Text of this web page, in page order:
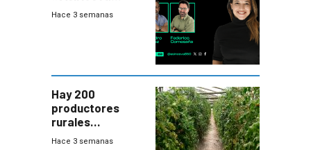
(20/7/26)
Hace 3 semanas
Hay 200
productores
rurales
afectados tras
Hace 3 semanas